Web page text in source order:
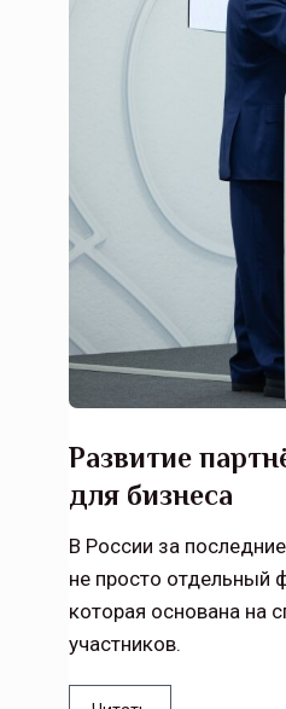
Развитие
для бизнеса
В России за
не просто отдельный
которая основана на
участников.